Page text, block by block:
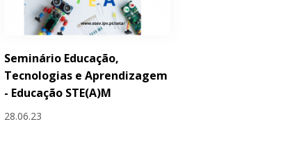
Seminário Educação,
Tecnologias e Aprendizagem
- Educação STE(A)M
28.06.23